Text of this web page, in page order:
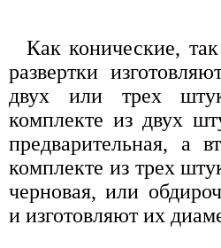
Как конические,
развертки
двух или трех
комплекте из двух
предварительная, а
комплекте из трех
черновая, или
и изготовляют их